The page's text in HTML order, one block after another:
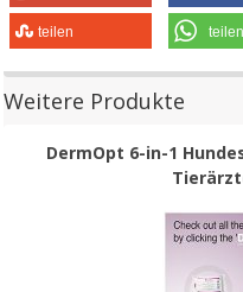
teilen teilen
Weitere Produkte
DermOpt 6-in-1